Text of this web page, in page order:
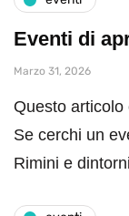
Eventi di
Marzo 31, 2026
Questo
Se cerchi un
Rimini e